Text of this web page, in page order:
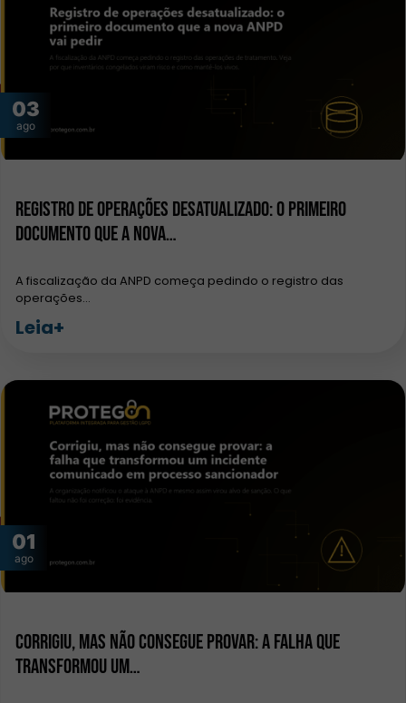
03
ago
Registro de operações desatualizado: o primeiro
documento que a nova…
A fiscalização da ANPD começa pedindo o registro das
operações…
Leia+
01
ago
Corrigiu, mas não consegue provar: a falha que
transformou um…